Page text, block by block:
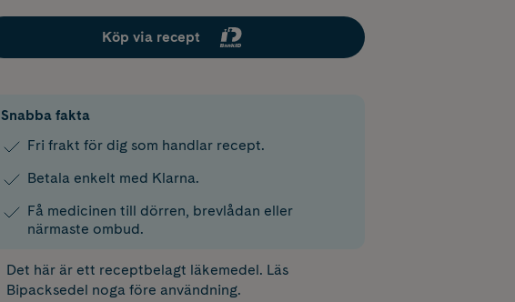
Köp via recept
Snabba fakta
Fri frakt för dig som handlar recept.
Betala enkelt med Klarna.
Få medicinen till dörren, brevlådan eller
närmaste ombud.
Det här är ett receptbelagt läkemedel. Läs
Bipacksedel noga före användning.